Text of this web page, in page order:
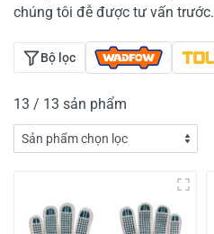
chúng tôi đễ được tư vấn trước.
Bộ lọc
13 / 13 sản phẩm